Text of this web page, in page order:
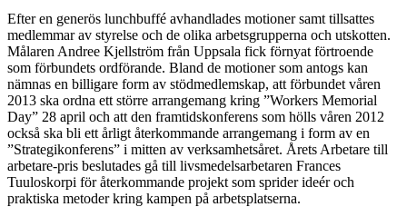
Efter en generös lunchbuffé avhandlades motioner samt tillsattes
medlemmar av styrelse och de olika arbetsgrupperna och utskotten.
Målaren Andree Kjellström från Uppsala fick förnyat förtroende
som förbundets ordförande. Bland de motioner som antogs kan
nämnas en billigare form av stödmedlemskap, att förbundet våren
2013 ska ordna ett större arrangemang kring ”Workers Memorial
Day” 28 april och att den framtidskonferens som hölls våren 2012
också ska bli ett årligt återkommande arrangemang i form av en
”Strategikonferens” i mitten av verksamhetsåret. Årets Arbetare till
arbetare-pris beslutades gå till livsmedelsarbetaren Frances
Tuuloskorpi för återkommande projekt som sprider ideér och
praktiska metoder kring kampen på arbetsplatserna.